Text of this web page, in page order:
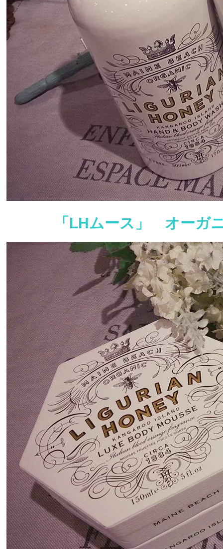
「LHムース」 オーガ